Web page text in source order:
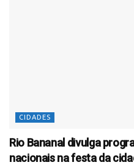
CIDADES
Rio Bananal divulga
nacionais na festa da